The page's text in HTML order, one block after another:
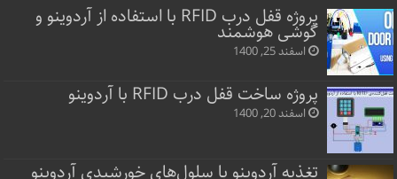
پروژه قفل‌ درب RFID با استفاده از آردوینو و
گوشی هوشمند
اسفند 25, 1400
پروژه ساخت قفل‌ درب RFID با آردوینو
اسفند 20, 1400
تغذیه آردوینو با سلول‌های خورشیدی آردوینو